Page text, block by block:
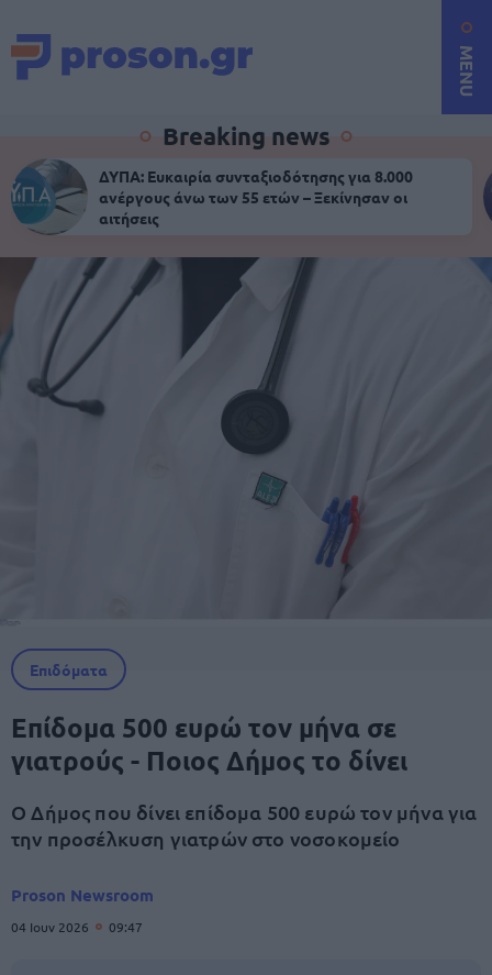
MENU
Breaking news
ΔΥΠΑ: Ευκαιρία συνταξιοδότησης για 8.000
ανέργους άνω των 55 ετών – Ξεκίνησαν οι
αιτήσεις
Επιδόματα
Επίδομα 500 ευρώ τον μήνα σε
γιατρούς - Ποιος Δήμος το δίνει
Ο Δήμος που δίνει επίδομα 500 ευρώ τον μήνα για
την προσέλκυση γιατρών στο νοσοκομείο
Proson Newsroom
04 Ιουν 2026 09:47